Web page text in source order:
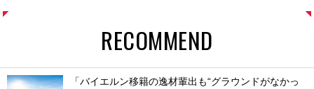
RECOMMEND
「バイエルン移籍の逸材輩出も“グラウンドがなかっ